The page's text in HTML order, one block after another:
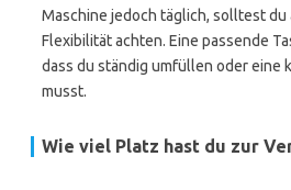
Maschine jedoch täglich, solltest du
Flexibilität achten. Eine passende
dass du ständig umfüllen oder eine
musst.
Wie viel Platz hast du zur